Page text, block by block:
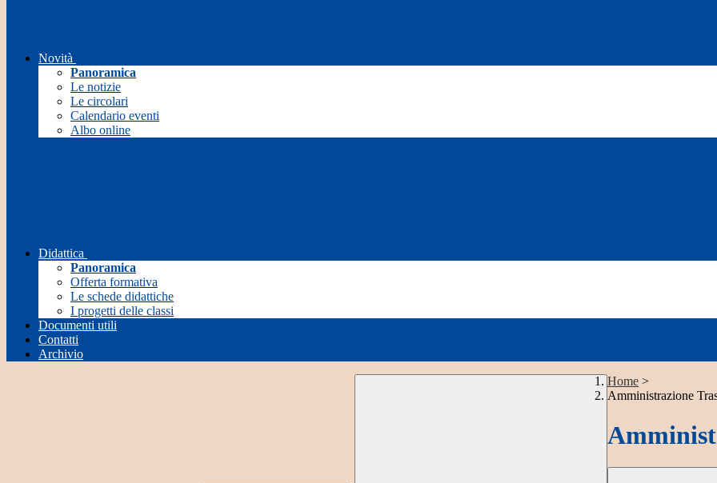
Novità
Panoramica
Le notizie
Le circolari
Calendario eventi
Albo online
Didattica
Panoramica
Offerta formativa
Le schede didattiche
I progetti delle classi
Documenti utili
Contatti
Archivio
Home >
Amministrazione